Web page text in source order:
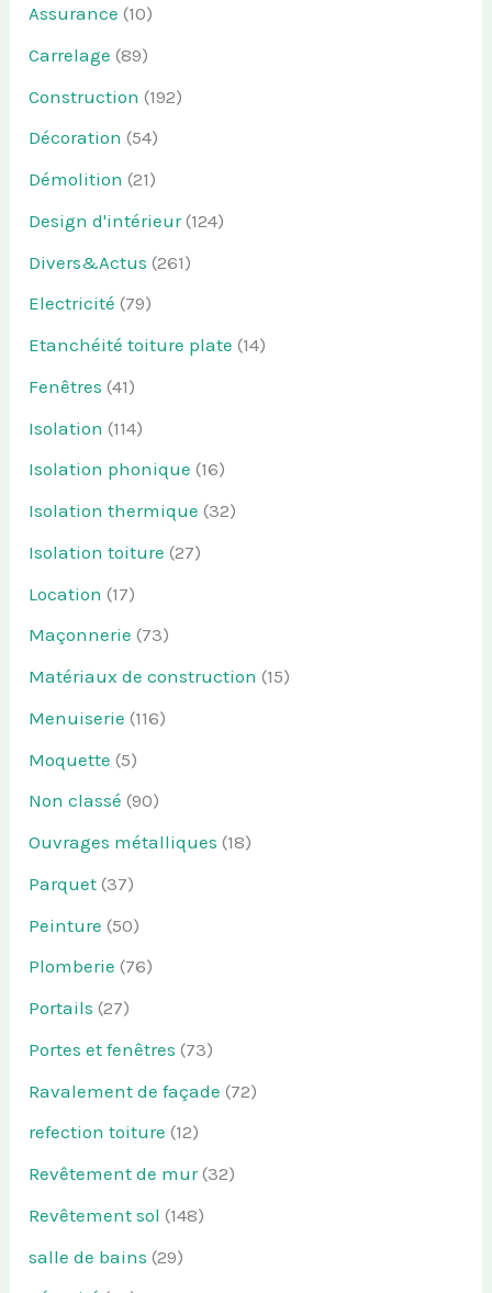
Assurance (10)
Carrelage (89)
Construction (192)
Décoration (54)
Démolition (21)
Design d'intérieur(124)
Divers&Actus (261)
Electricité (79)
Etanchéité toiture plate (14)
Fenêtres (41)
Isolation (114)
Isolation phonique (16)
Isolation thermique (32)
Isolation toiture (27)
Location (17)
Maçonnerie (73)
Matériaux de construction (15)
Menuiserie (116)
Moquette (5)
Non classé (90)
Ouvrages métalliques (18)
Parquet (37)
Peinture (50)
Plomberie (76)
Portails (27)
Portes et fenêtres (73)
Ravalement de façade (72)
refection toiture (12)
Revêtement de mur(32)
Revêtement sol (148)
salle de bains (29)